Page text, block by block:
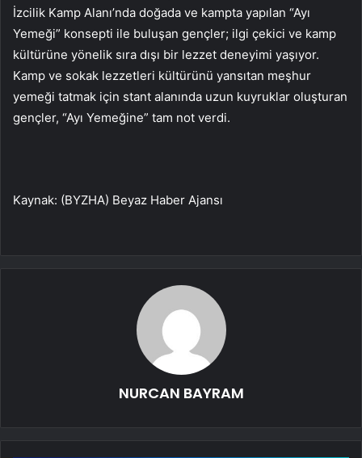
İzcilik Kamp Alanı’nda doğada ve kampta yapılan “Ayı
Yemeği” konsepti ile buluşan gençler; ilgi çekici ve kamp
kültürüne yönelik sıra dışı bir lezzet deneyimi yaşıyor.
Kamp ve sokak lezzetleri kültürünü yansıtan meşhur
yemeği tatmak için stant alanında uzun kuyruklar oluşturan
gençler, “Ayı Yemeğine” tam not verdi.
Kaynak: (BYZHA) Beyaz Haber Ajansı
NURCAN BAYRAM